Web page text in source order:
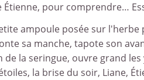
pour comprendre…
ampoule posée sur
sa manche, tapote son
la seringue, ouvre grand
la brise du soir, Liane,